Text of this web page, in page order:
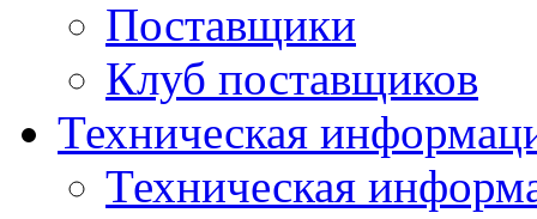
Поставщики
Клуб поставщиков
Техническая
Техническая